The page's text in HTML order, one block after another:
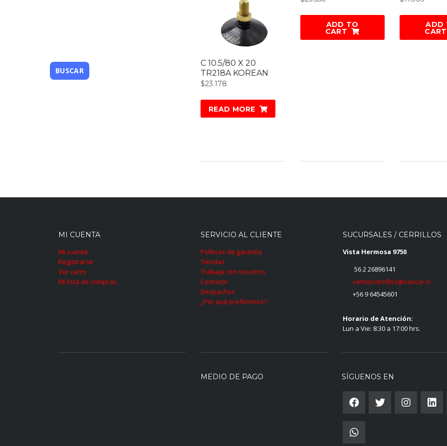
C 10.5/80 X 20
TR218A KOREAN
$23.178
READ MORE
ADD TO
CART
ADD
CART
MI CUENTA
Mi cuenta
Registrarse
Ver carro
Mi lista de compras
SERVICIO AL CLIENTE
Políticas de garantía
Tiendas
Trabaja con nosotros
Contacto
Despachos
¿Por qué preferirnos?
SUCURSALES / CERRILLOS
Vista Hermosa 9750
56 2 26896141
ventascerrillos@sancar.cl
+56 9 64545601
Horario de Atención:
Lun a Vie: 8:30 a 17:00 hrs.
MEDIO DE PAGO SÍGUENOS EN